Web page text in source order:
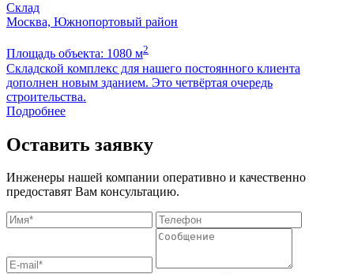
Склад
Москва, Южнопортовый район
Площадь объекта: 1080 м2
Складской комплекс для нашего постоянного клиента
дополнен новым зданием. Это четвёртая очередь
строительства.
Подробнее
Оставить заявку
Инженеры нашей компании оперативно и качественно
предоставят Вам консультацию.